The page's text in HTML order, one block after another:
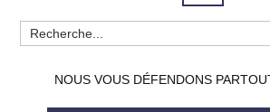
NOUS VOUS DÉFENDONS